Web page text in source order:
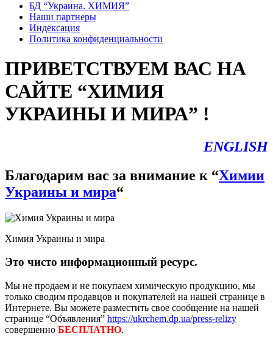
БД “Украина. ХИМИЯ”
Наши партнеры
Индексация
Политика конфиденциальности
ПРИВЕТСТВУЕМ ВАС НА
САЙТЕ “ХИМИЯ
УКРАИНЫ И МИРА” !
ENGLISH
Благодарим вас за внимание к “Химии
Украины и мира“
Химия Украины и мира
Это чисто информационный ресурс.
Мы не продаем и не покупаем химическую продукцию, мы
только сводим продавцов и покупателей на нашей странице в
Интернете. Вы можете разместить свое сообщение на нашей
странице “Объявления” https://ukrchem.dp.ua/press-relizy
совершенно БЕСПЛАТНО.